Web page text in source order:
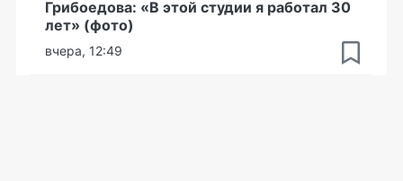
Грибоедова: «В этой студии я работал 30
лет» (фото)
вчера, 12:49